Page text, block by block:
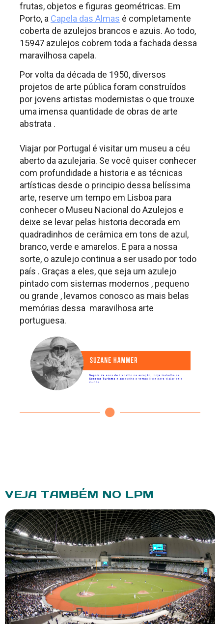
frutas, objetos e figuras geométricas. Em
Porto, a Capela das Almas é completamente
coberta de azulejos brancos e azuis. Ao todo,
15947 azulejos cobrem toda a fachada dessa
maravilhosa capela.
Por volta da década de 1950, diversos
projetos de arte pública foram construídos
por jovens artistas modernistas o que trouxe
uma imensa quantidade de obras de arte
abstrata .
Viajar por Portugal é visitar um museu a céu
aberto da azulejaria. Se você quiser conhecer
com profundidade a historia e as técnicas
artísticas desde o principio dessa belíssima
arte, reserve um tempo em Lisboa para
conhecer o Museu Nacional do Azulejos e
deixe se levar pelas historia decorada em
quadradinhos de cerâmica em tons de azul,
branco, verde e amarelos. E para a nossa
sorte, o azulejo continua a ser usado por todo
país . Graças a eles, que seja um azulejo
pintado com sistemas modernos , pequeno
ou grande , levamos conosco as mais belas
memórias dessa maravilhosa arte
portuguesa.
VEJA TAMBÉM NO LPM